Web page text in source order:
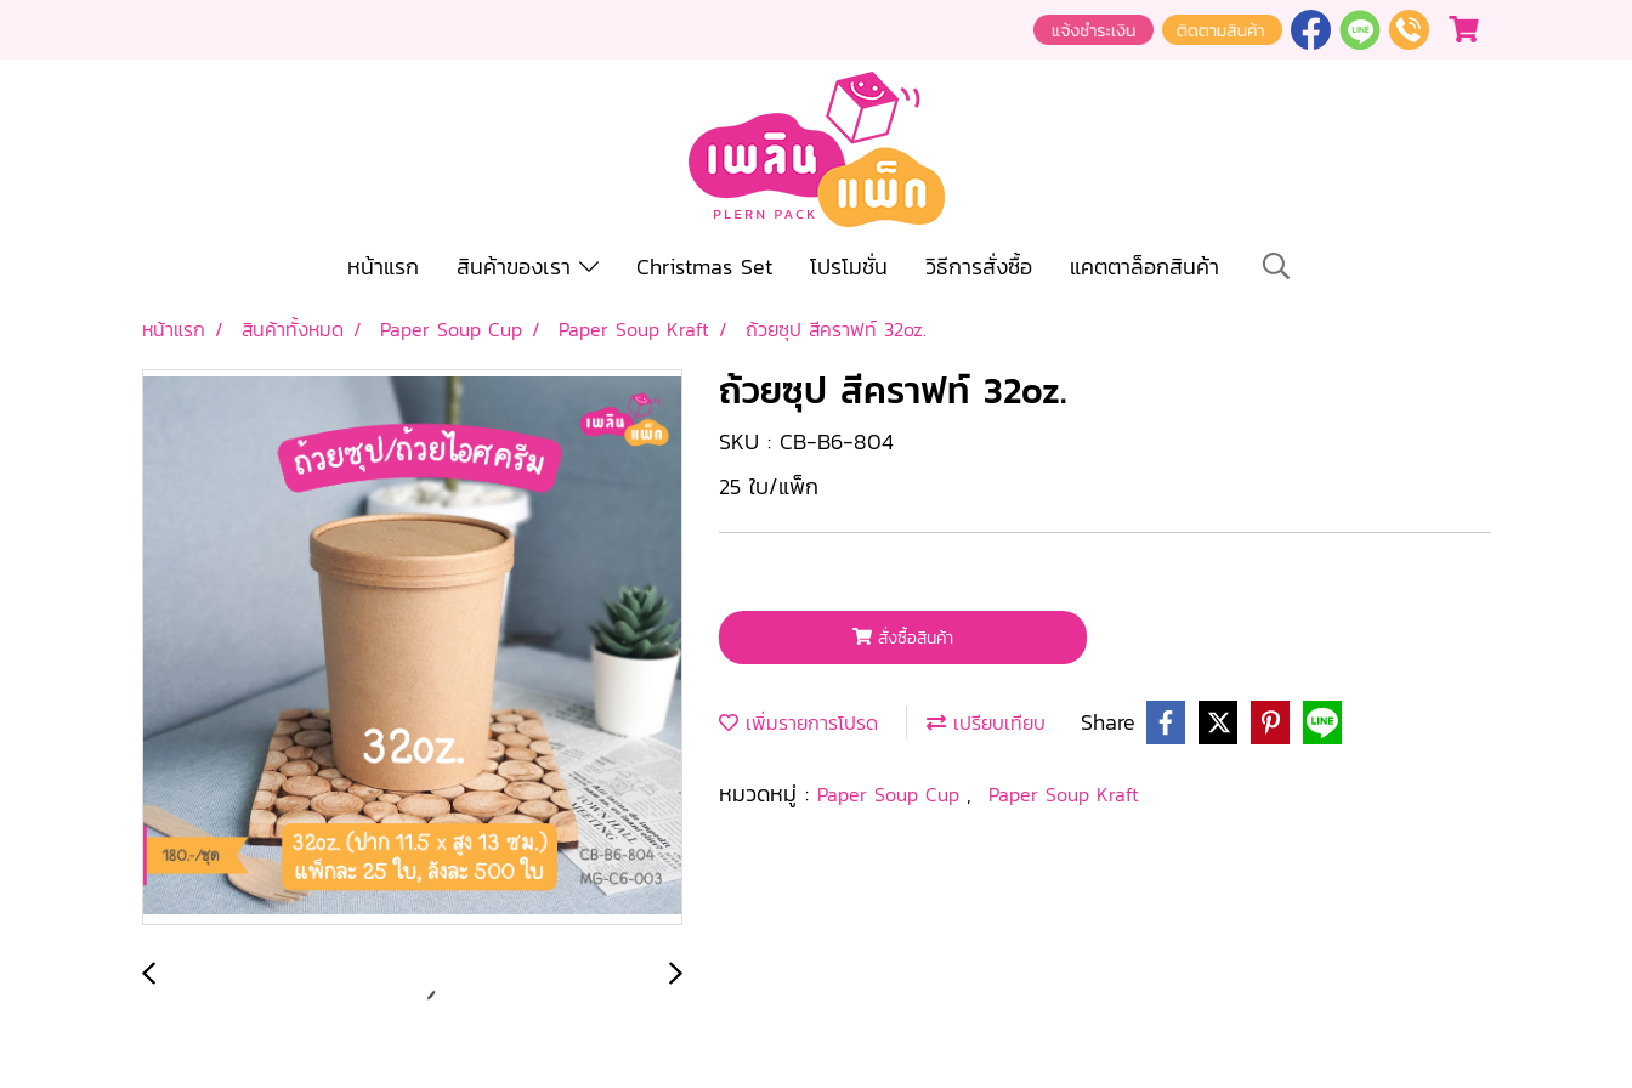
หน้าแรก สินค้าของเรา Christmas Set โปรโมชั่น วิธีการสั่งซื้อ แคตตาล็อกสินค้า
หน้าแรก สินค้าทั้งหมด Paper Soup Cup Paper Soup Kraft ถ้วยซุป สีคราฟท์ 32oz.
ถ้วยซุป สีคราฟท์ 32oz.
SKU : CB-B6-804
25 ใบ/แพ็ก
สั่งซื้อสินค้า
เพิ่มรายการโปรด เปรียบเทียบ Share
หมวดหมู่ : Paper Soup Cup , Paper Soup Kraft